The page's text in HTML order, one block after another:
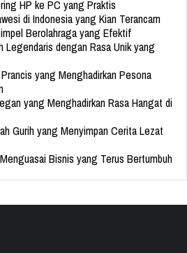
HP ke PC yang Praktis
di Indonesia yang Kian Terancam
Berolahraga yang Efektif
Legendaris dengan Rasa Unik yang
yang Menghadirkan Pesona
yang Menghadirkan Rasa Hangat di
Gurih yang Menyimpan Cerita Lezat
Bisnis yang Terus Bertumbuh